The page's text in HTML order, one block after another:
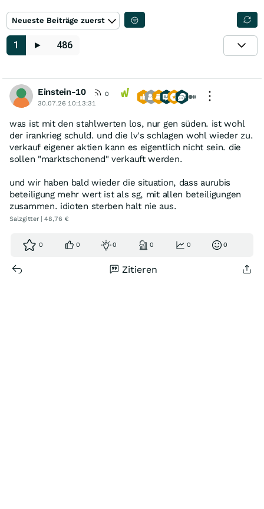
Neueste Beiträge zuerst
1 ► 486
Einstein-10
0
30.07.26 10:13:31
was ist mit den stahlwerten los, nur gen süden. ist wohl
der irankrieg schuld. und die lv's schlagen wohl wieder zu.
verkauf eigener aktien kann es eigentlich nicht sein. die
sollen "marktschonend" verkauft werden.
und wir haben bald wieder die situation, dass aurubis
beteiligung mehr wert ist als sg, mit allen beteiligungen
zusammen. idioten sterben halt nie aus.
Salzgitter | 48,76 €
0 0 0 0 0 0
Zitieren